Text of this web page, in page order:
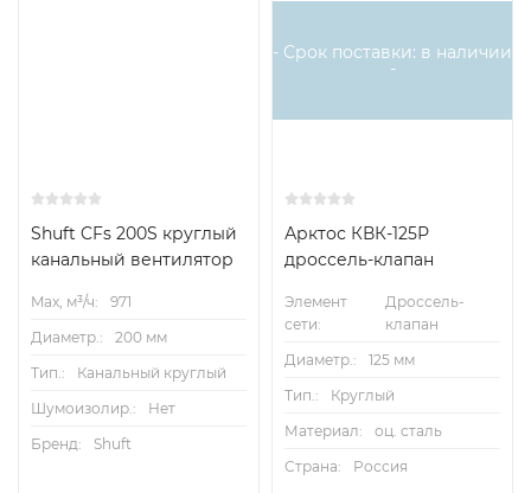
Shuft CFs 200S круглый
канальный вентилятор
Max, м³/ч:
971
Диаметр.:
200 мм
Тип.:
Канальный круглый
Шумоизолир.:
Нет
Бренд:
Shuft
- Срок поставки: в наличии
-
Арктос КВК-125Р
дроссель-клапан
Элемент
сети:
Дроссель-
клапан
Диаметр.:
125 мм
Тип.:
Круглый
Материал:
оц. сталь
Страна:
Россия